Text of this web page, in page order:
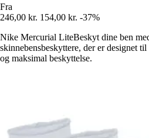
Fra
246,00 kr. 154,00 kr. -37%
Nike Mercurial LiteBeskyt dine ben
skinnebensbeskyttere, der er designet
og maksimal beskyttelse.